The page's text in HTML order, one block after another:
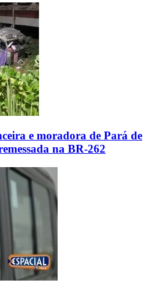
e moradora de Pará de
na BR-262